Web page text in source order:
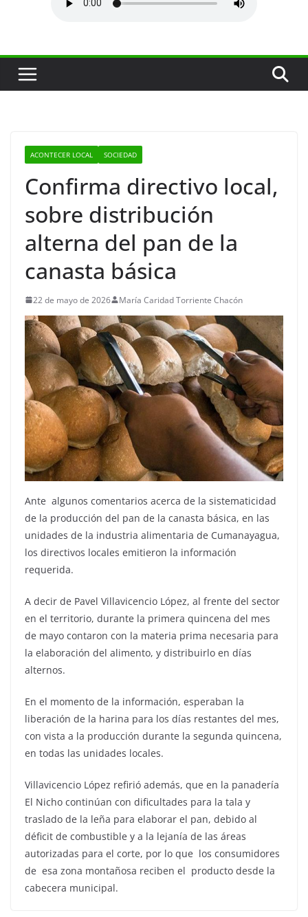
ACONTECER LOCAL SOCIEDAD
Confirma directivo local,
sobre distribución
alterna del pan de la
canasta básica
22 de mayo de 2026 María Caridad Torriente Chacón
Ante algunos comentarios acerca de la sistematicidad
de la producción del pan de la canasta básica, en las
unidades de la industria alimentaria de Cumanayagua,
los directivos locales emitieron la información
requerida.
A decir de Pavel Villavicencio López, al frente del sector
en el territorio, durante la primera quincena del mes
de mayo contaron con la materia prima necesaria para
la elaboración del alimento, y distribuirlo en días
alternos.
En el momento de la información, esperaban la
liberación de la harina para los días restantes del mes,
con vista a la producción durante la segunda quincena,
en todas las unidades locales.
Villavicencio López refirió además, que en la panadería
El Nicho continúan con dificultades para la tala y
traslado de la leña para elaborar el pan, debido al
déficit de combustible y a la lejanía de las áreas
autorizadas para el corte, por lo que los consumidores
de esa zona montañosa reciben el producto desde la
cabecera municipal.